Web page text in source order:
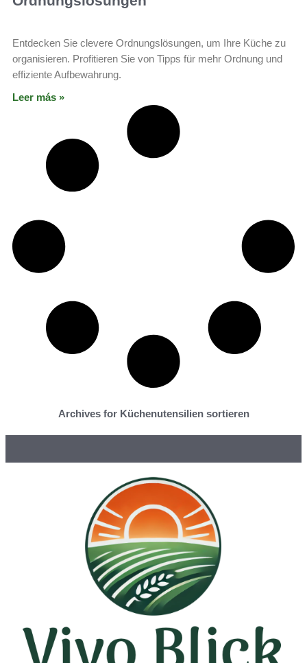
Entdecken Sie clevere Ordnungslösungen, um Ihre Küche zu
organisieren. Profitieren Sie von Tipps für mehr Ordnung und
effiziente Aufbewahrung.
Leer más »
Archives for Küchenutensilien sortieren